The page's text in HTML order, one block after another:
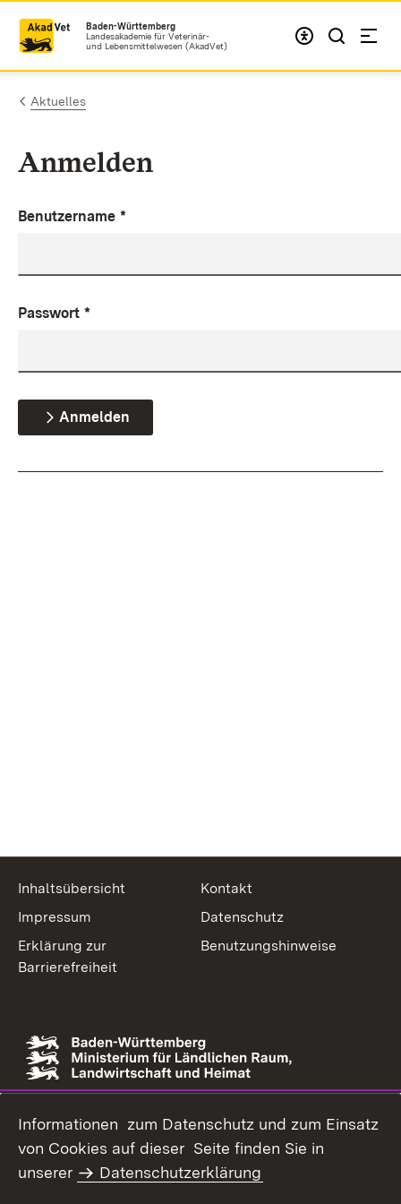
Zum Inhalt springen
Baden-Württemberg
Landesakademie für Veterinär-
und Lebensmittelwesen (AkadVet)
Aktuelles
Anmelden
Benutzername *
Passwort *
Anmelden
Link zur Website des Ministeriums
Inhaltsübersicht
Kontakt
Impressum
Datenschutz
Erklärung zur
Barrierefreiheit
Benutzungshinweise
Informationen zum Datenschutz und zum Einsatz
von Cookies auf dieser Seite finden Sie in
unserer
Datenschutzerklärung